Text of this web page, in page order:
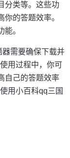
分类等。这些功
的答题效率。
。
需要确保下载并
用过程中，你可
自己的答题效率
用小百科qq三国